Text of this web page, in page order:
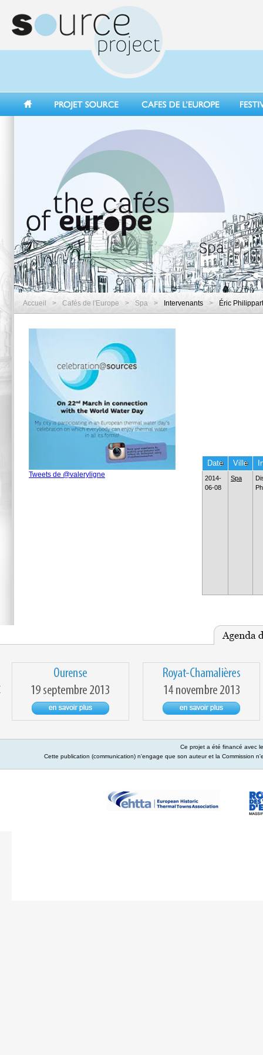
Accueil > Cafés de l'Europe > Spa > Intervenants > Éric Philippart
Tweets de @valeryligne
Date Ville
2014-
06-08
Spa
Ce projet a été financé avec
Cette publication (communication) n'engage que son auteur et la Commission